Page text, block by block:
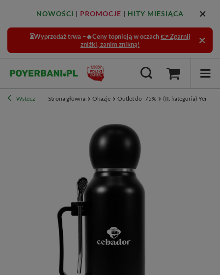
NOWOŚCI | PROMOCJE | HITY MIESIĄCA
⏳Wyprzedaż trwa –🔥Ceny topnieją w oczach 👉 Zgarnij
zniżki, zanim znikną!
Wstecz Strona główna Okazje Outlet do -75% (II. kategoria)